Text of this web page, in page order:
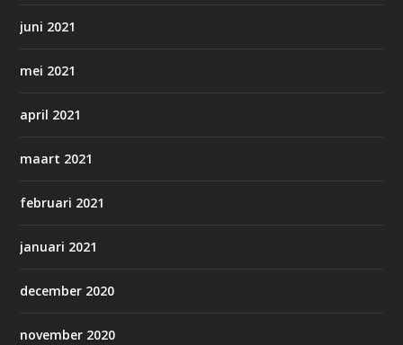
juni 2021
mei 2021
april 2021
maart 2021
februari 2021
januari 2021
december 2020
november 2020